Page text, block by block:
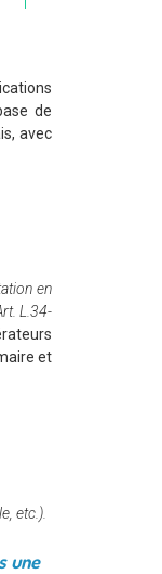
de
avec
en
L.34-
et
etc.).
une